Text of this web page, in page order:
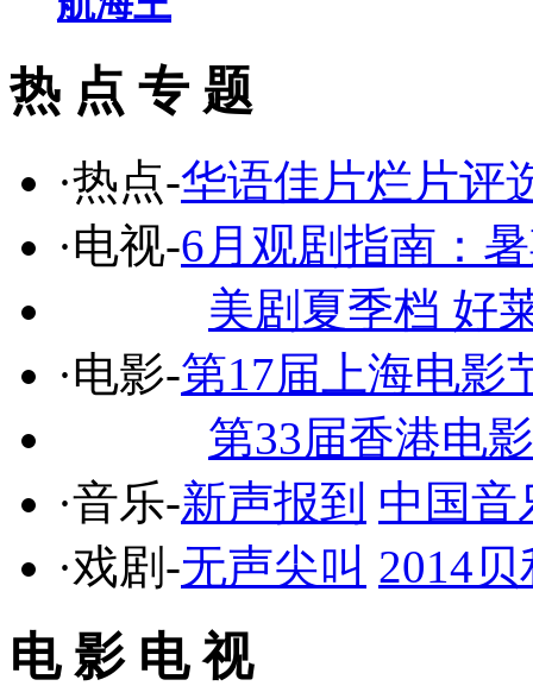
热 点 专 题
·热点-华语佳片烂片评
·电视-6月观剧指南：
美剧夏季档 好
·电影-第17届上海电影
第33届香港电
·音乐-新声报到 中国音
·戏剧-无声尖叫 2014
电 影 电 视